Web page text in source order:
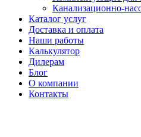
Канализационно-
Каталог услуг
Доставка и оплата
Наши работы
Калькулятор
Дилерам
Блог
О компании
Контакты